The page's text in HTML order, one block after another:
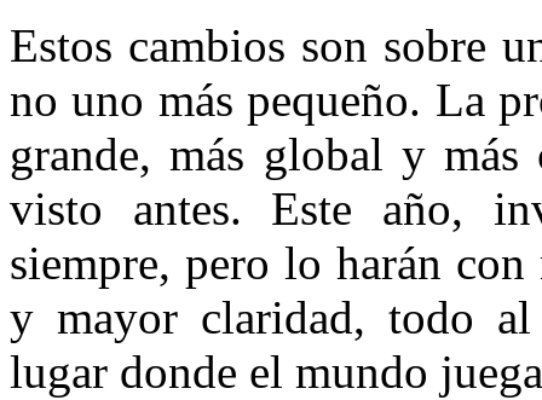
Estos cambios son sobre
no uno más pequeño. La
grande, más global y
visto antes. Este año,
siempre, pero lo harán
y mayor claridad, todo
lugar donde el mundo